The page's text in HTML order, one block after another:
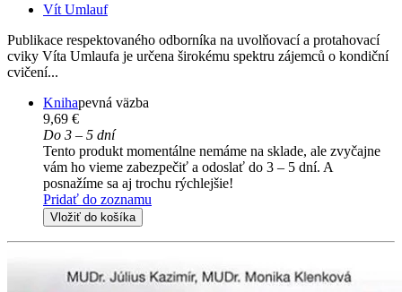
Vít Umlauf
Publikace respektovaného odborníka na uvolňovací a protahovací
cviky Víta Umlaufa je určena širokému spektru zájemců o kondiční
cvičení...
Knihapevná väzba
9,69 €
Do 3 – 5 dní
Tento produkt momentálne nemáme na sklade, ale zvyčajne
vám ho vieme zabezpečiť a odoslať do 3 – 5 dní. A
posnažíme sa aj trochu rýchlejšie!
Pridať do zoznamu
Vložiť do košíka